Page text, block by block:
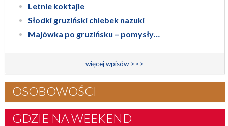
Letnie koktajle
Słodki gruziński chlebek nazuki
Majówka po gruzińsku – pomysły…
więcej wpisów >>>
OSOBOWOŚCI
GDZIE NA WEEKEND